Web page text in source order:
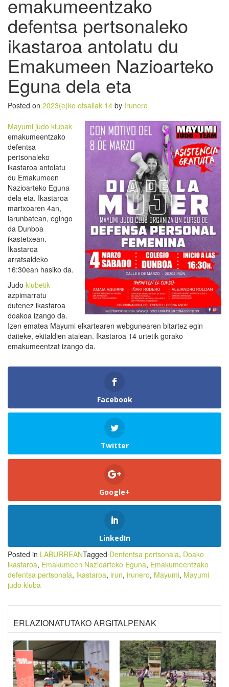
emakumeentzako
defentsa pertsonaleko
ikastaroa antolatu du
Emakumeen Nazioarteko
Eguna dela eta
Posted on 2023(e)ko otsailak 14 by Irunero
Mayumi judo klubak
emakumeentzako
defentsa
pertsonaleko
ikastaroa antolatu
du Emakumeen
Nazioarteko Eguna
dela eta. Ikastaroa
martxoaren 4an,
larunbatean, egingo
da Dunboa
ikastetxean.
Ikastaroa
arratsaldeko
16:30ean hasiko da.
Judo klubetik
azpimarratu
dutenez ikastaroa
doakoa izango da.
Izen ematea Mayumi elkartearen webgunearen bitartez egin
daiteke, ekitaldien atalean. Ikastaroa 14 urtetik gorako
emakumeentzat izango da.
Facebook
Twitter
Google+
LinkedIn
Posted in LABURREANTagged Denfentsa pertsonala, Doako
ikastaroa, Emakumeen Nazioarteko Eguna, Emakumeentzako
defentsa pertsonala, Ikastaroa, irun, irunero, Mayumi, Mayumi
judo kluba
ERLAZIONATUTAKO ARGITALPENAK